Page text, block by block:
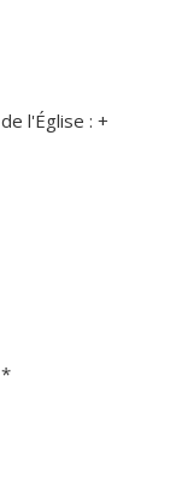
l'Église : +